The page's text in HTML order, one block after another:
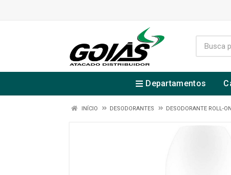
Departamentos
INÍCIO DESODORANTES DESODORANTE ROLL-ON